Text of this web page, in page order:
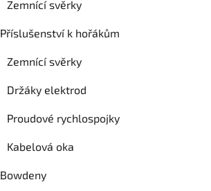
Zemnící svěrky
Příslušenství k hořákům
Zemnící svěrky
Držáky elektrod
Proudové rychlospojky
Kabelová oka
Bowdeny